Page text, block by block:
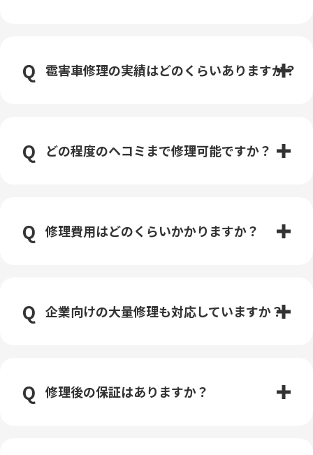
雹害車修理の実績はどのくらいありますか？
どの程度のヘコミまで修理可能ですか？
修理費用はどのくらいかかりますか？
企業向けの大量修理も対応していますか？
修理後の保証はありますか？